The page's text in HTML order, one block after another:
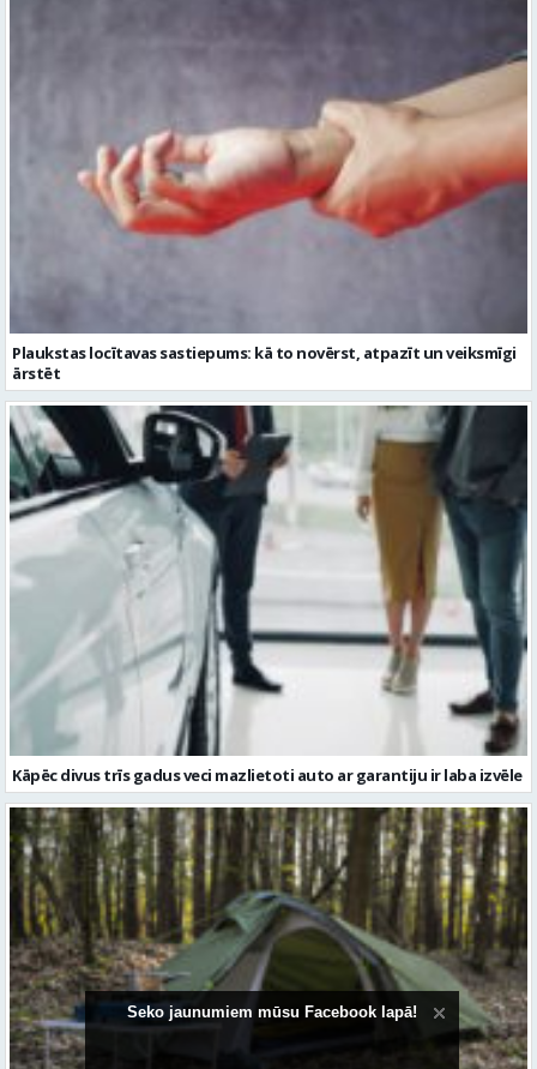
Plaukstas locītavas sastiepums: kā to novērst, atpazīt un veiksmīgi
Kāpēc divus trīs gadus veci mazlietoti auto ar garantiju ir laba izvēle
Kā izvēlēties izturīgu telti? Svarīgākie tehniskie parametri un
salīdzinājums
Seko jaunumiem mūsu Facebook lapā!